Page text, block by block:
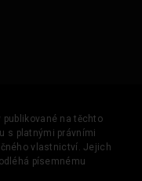
na těchto
s platnými právními
vlastnictví. Jejich
písemnému